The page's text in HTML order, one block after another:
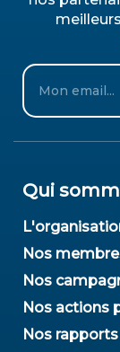
Email
Qui
Nos
Nos
Nos actions
Nos